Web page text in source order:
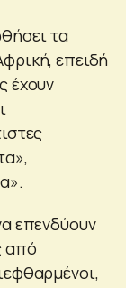
τα
επειδή
έχουν
επενδύουν
από